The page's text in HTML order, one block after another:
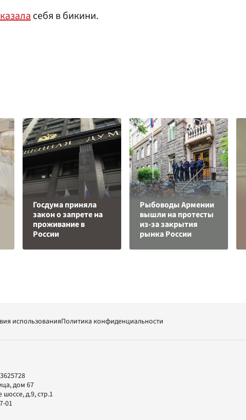
себя в бикини.
Госдума приняла
закон о запрете на
проживание в
России
Рыбоводы Армении
вышли на протесты
из-за закрытия
рынка России
использованияПолитика конфиденциальности
дом 67
д.9, стр.1
01